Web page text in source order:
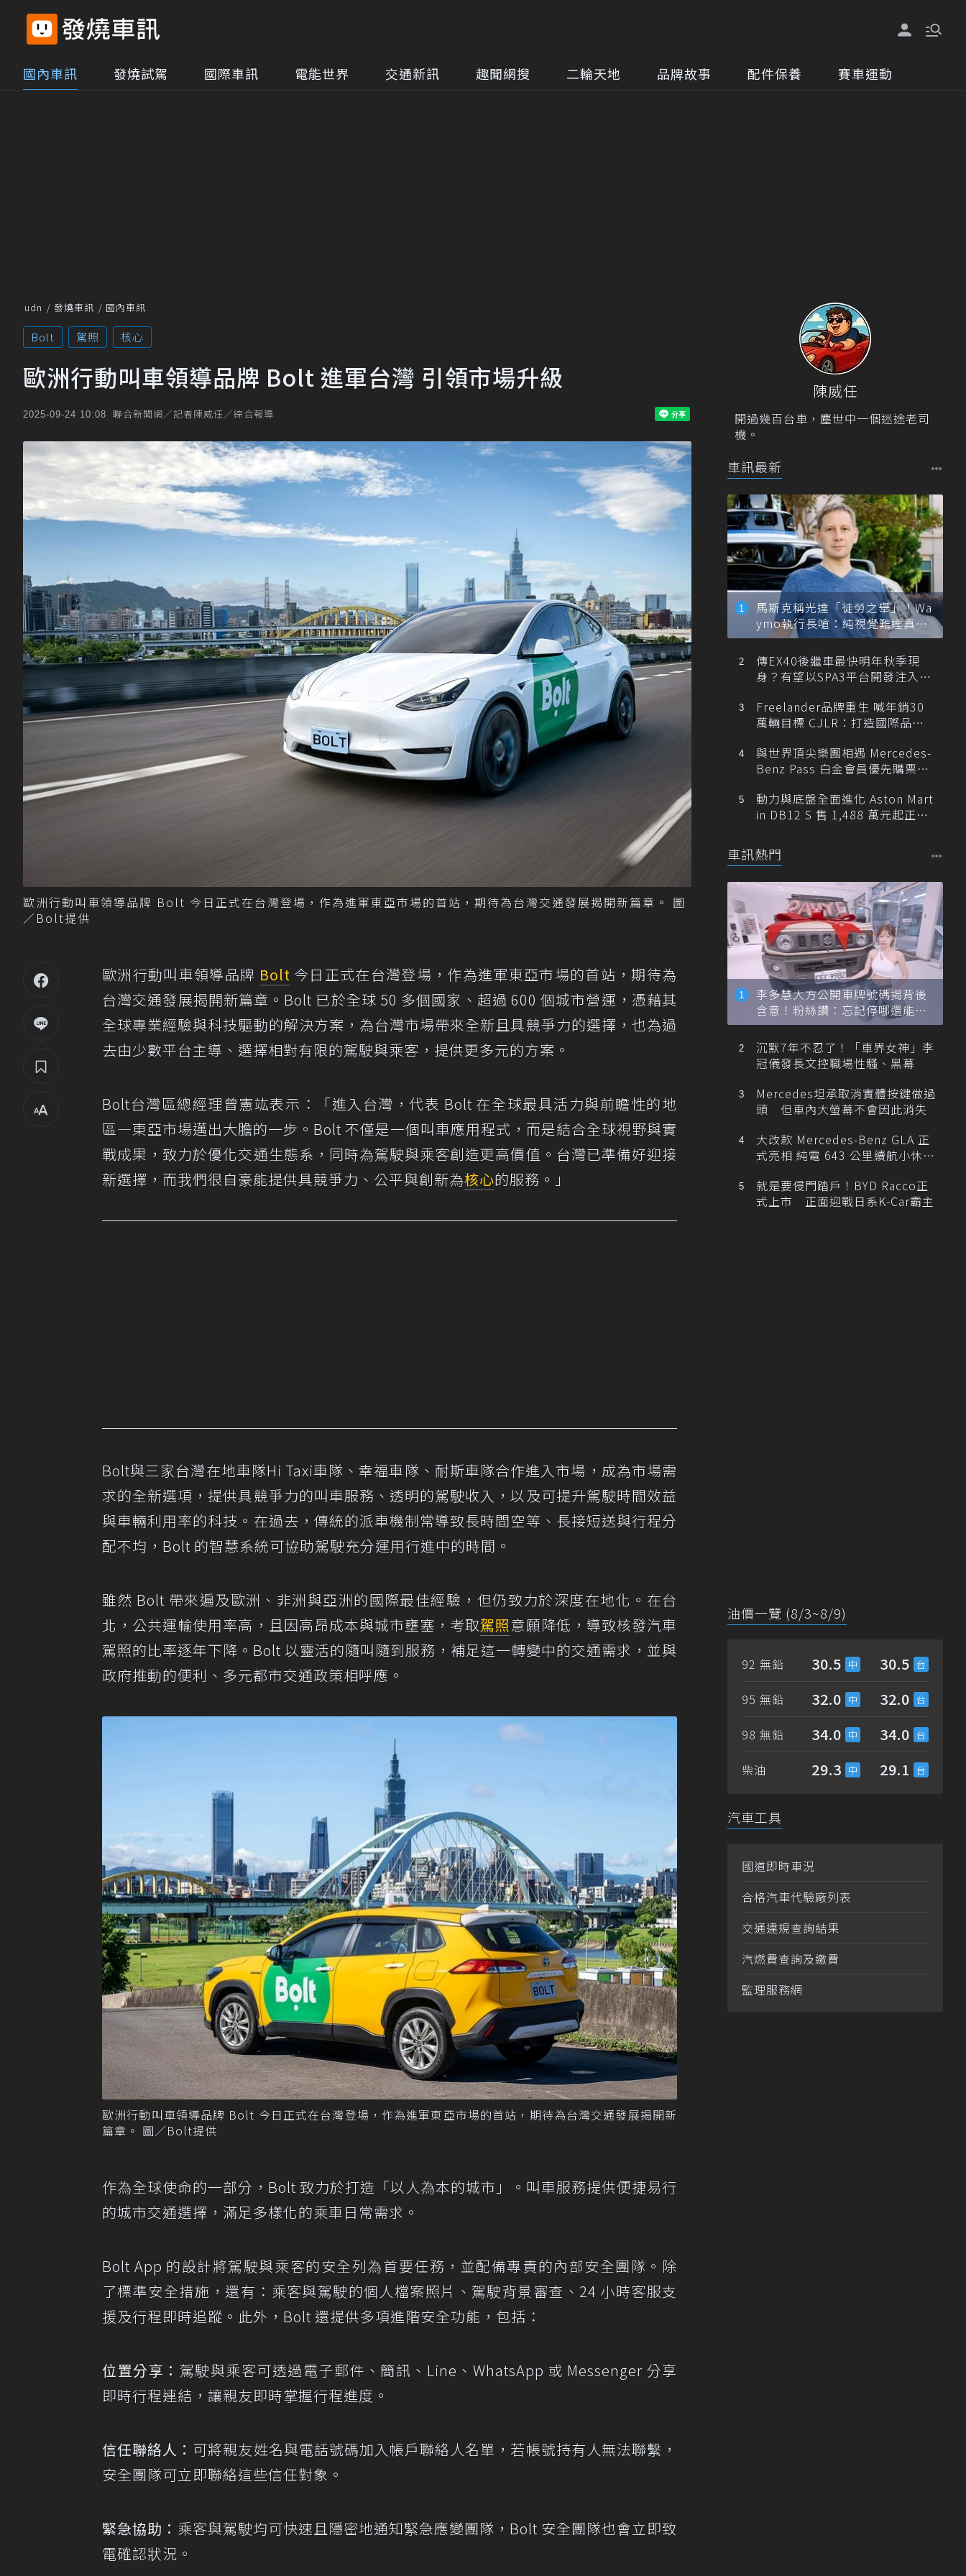
國內車訊 發燒試駕 國際車訊 電能世界 交通新訊 趣聞網搜 二輪天地 品牌故事 配件保養 賽車運動
udn 發燒車訊 國內車訊
Bolt 駕照 核心
歐洲行動叫車領導品牌 Bolt 進軍台灣 引領市場升級
2025-09-24 10:08 聯合新聞網／記者陳威任／綜合報導
歐洲行動叫車領導品牌 Bolt 今日正式在台灣登場，作為進軍東亞市場的首站，期待為台灣交通發展揭開新篇章。 圖
／Bolt提供
歐洲行動叫車領導品牌 Bolt 今日正式在台灣登場，作為進軍東亞市場的首站，期待為
台灣交通發展揭開新篇章。Bolt 已於全球 50 多個國家、超過 600 個城市營運，憑藉其
全球專業經驗與科技驅動的解決方案，為台灣市場帶來全新且具競爭力的選擇，也為過
去由少數平台主導、選擇相對有限的駕駛與乘客，提供更多元的方案。
Bolt台灣區總經理曾憲竑表示：「進入台灣，代表 Bolt 在全球最具活力與前瞻性的地
區—東亞市場邁出大膽的一步。Bolt 不僅是一個叫車應用程式，而是結合全球視野與實
戰成果，致力於優化交通生態系，同時為駕駛與乘客創造更高價值。台灣已準備好迎接
新選擇，而我們很自豪能提供具競爭力、公平與創新為核心的服務。」
Bolt與三家台灣在地車隊Hi Taxi車隊、幸福車隊、耐斯車隊合作進入市場，成為市場需
求的全新選項，提供具競爭力的叫車服務、透明的駕駛收入，以及可提升駕駛時間效益
與車輛利用率的科技。在過去，傳統的派車機制常導致長時間空等、長接短送與行程分
配不均，Bolt 的智慧系統可協助駕駛充分運用行進中的時間。
雖然 Bolt 帶來遍及歐洲、非洲與亞洲的國際最佳經驗，但仍致力於深度在地化。在台
北，公共運輸使用率高，且因高昂成本與城市壅塞，考取駕照意願降低，導致核發汽車
駕照的比率逐年下降。Bolt 以靈活的隨叫隨到服務，補足這一轉變中的交通需求，並與
政府推動的便利、多元都市交通政策相呼應。
歐洲行動叫車領導品牌 Bolt 今日正式在台灣登場，作為進軍東亞市場的首站，期待為台灣交通發展揭開新
篇章。 圖／Bolt提供
作為全球使命的一部分，Bolt 致力於打造「以人為本的城市」。叫車服務提供便捷易行
的城市交通選擇，滿足多樣化的乘車日常需求。
Bolt App 的設計將駕駛與乘客的安全列為首要任務，並配備專責的內部安全團隊。除
了標準安全措施，還有：乘客與駕駛的個人檔案照片、駕駛背景審查、24 小時客服支
援及行程即時追蹤。此外，Bolt 還提供多項進階安全功能，包括：
位置分享： 駕駛與乘客可透過電子郵件、簡訊、Line、WhatsApp 或 Messenger 分享
即時行程連結，讓親友即時掌握行程進度。
信任聯絡人： 可將親友姓名與電話號碼加入帳戶聯絡人名單，若帳號持有人無法聯繫，
安全團隊可立即聯絡這些信任對象。
緊急協助： 乘客與駕駛均可快速且隱密地通知緊急應變團隊，Bolt 安全團隊也會立即致
電確認狀況。
陳威任
開過幾百台車，塵世中一個迷途老司
機。
車訊最新
馬斯克稱光達「徒勞之舉」！Wa
ymo執行長嗆：純視覺難達真正
自動駕駛
傳EX40後繼車最快明年秋季現
身？有望以SPA3平台開發注入80
Freelander品牌重生 喊年銷30
萬輛目標 CJLR：打造國際品牌
與世界頂尖樂團相遇 Mercedes-
Benz Pass 白金會員優先購票維
動力與底盤全面進化 Aston Mart
in DB12 S 售 1,488 萬元起正式
車訊熱門
李多慧大方公開車牌號碼揭背後
含意！粉絲讚：忘記停哪還能幫
忙找車
沉默7年不忍了！「車界女神」李
冠儀發長文控職場性騷、黑幕
Mercedes坦承取消實體按鍵做過
頭 但車內大螢幕不會因此消失
大改款 Mercedes-Benz GLA 正
式亮相 純電 643 公里續航小休
就是要侵門踏戶！BYD Racco正
式上市 正面迎戰日系K-Car霸主
油價一覽 (8/3~8/9)
92 無鉛 30.5 30.5
95 無鉛 32.0 32.0
98 無鉛 34.0 34.0
柴油 29.3 29.1
汽車工具
國道即時車況
合格汽車代驗廠列表
交通違規查詢結果
汽燃費查詢及繳費
監理服務網